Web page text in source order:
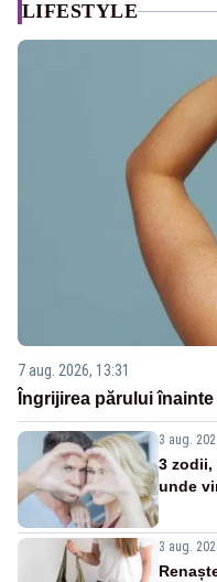
LIFESTYLE
7 aug. 2026, 13:31
Îngrijirea părului
3 aug.
3 zodii,
unde
3 aug.